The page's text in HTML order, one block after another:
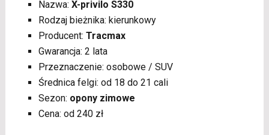
Nazwa: X-privilo S330
Rodzaj bieżnika: kierunkowy
Producent: Tracmax
Gwarancja: 2 lata
Przeznaczenie: osobowe / SUV
Średnica felgi: od 18 do 21 cali
Sezon: opony zimowe
Cena: od 240 zł